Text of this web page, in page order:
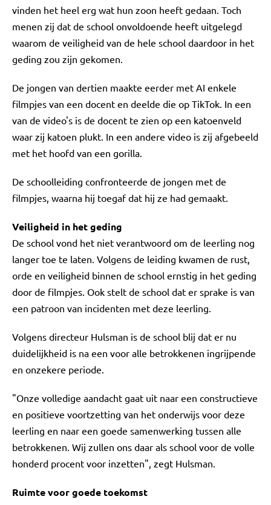
vinden het heel erg wat hun zoon heeft gedaan. Toch
menen zij dat de school onvoldoende heeft uitgelegd
waarom de veiligheid van de hele school daardoor in het
geding zou zijn gekomen.
De jongen van dertien maakte eerder met AI enkele
filmpjes van een docent en deelde die op TikTok. In een
van de video's is de docent te zien op een katoenveld
waar zij katoen plukt. In een andere video is zij afgebeeld
met het hoofd van een gorilla.
De schoolleiding confronteerde de jongen met de
filmpjes, waarna hij toegaf dat hij ze had gemaakt.
Veiligheid in het geding
De school vond het niet verantwoord om de leerling nog
langer toe te laten. Volgens de leiding kwamen de rust,
orde en veiligheid binnen de school ernstig in het geding
door de filmpjes. Ook stelt de school dat er sprake is van
een patroon van incidenten met deze leerling.
Volgens directeur Hulsman is de school blij dat er nu
duidelijkheid is na een voor alle betrokkenen ingrijpende
en onzekere periode.
"Onze volledige aandacht gaat uit naar een constructieve
en positieve voortzetting van het onderwijs voor deze
leerling en naar een goede samenwerking tussen alle
betrokkenen. Wij zullen ons daar als school voor de volle
honderd procent voor inzetten", zegt Hulsman.
Ruimte voor goede toekomst